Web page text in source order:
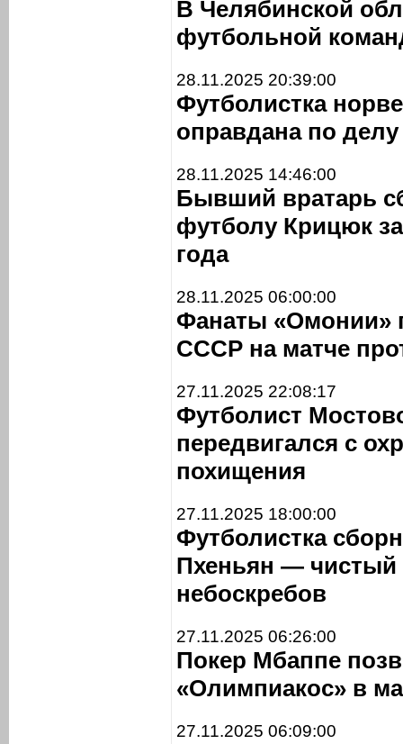
В Челябинской
футбольной
28.11.2025 20:39:00
Футболистка
оправдана по делу
28.11.2025 14:46:00
Бывший вратарь
футболу Крицюк
года
28.11.2025 06:00:00
Фанаты «Омонии»
СССР на матче
27.11.2025 22:08:17
Футболист
передвигался с
похищения
27.11.2025 18:00:00
Футболистка
Пхеньян — чистый
небоскребов
27.11.2025 06:26:00
Покер Мбаппе
«Олимпиакос» в
27.11.2025 06:09:00